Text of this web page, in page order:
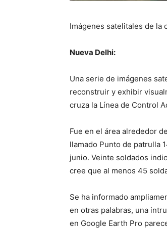
Imágenes satelitales de la
Nueva Delhi:
Una serie de imágenes
reconstruir y exhibir
cruza la Línea de Control
Fue en el área alrededor
llamado Punto de patrulla
junio. Veinte soldados
cree que al menos 45
Se ha informado
en otras palabras, una
en Google Earth Pro